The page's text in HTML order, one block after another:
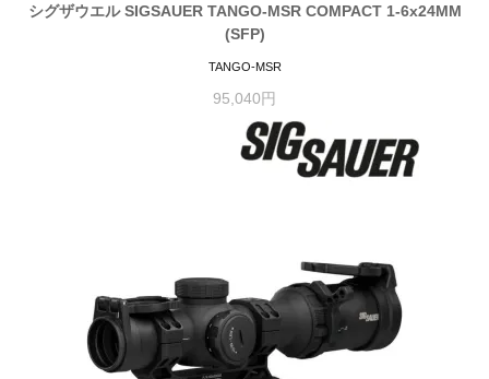
シグザウエル SIGSAUER TANGO-MSR COMPACT 1-6x24MM
(SFP)
TANGO-MSR
95,040円